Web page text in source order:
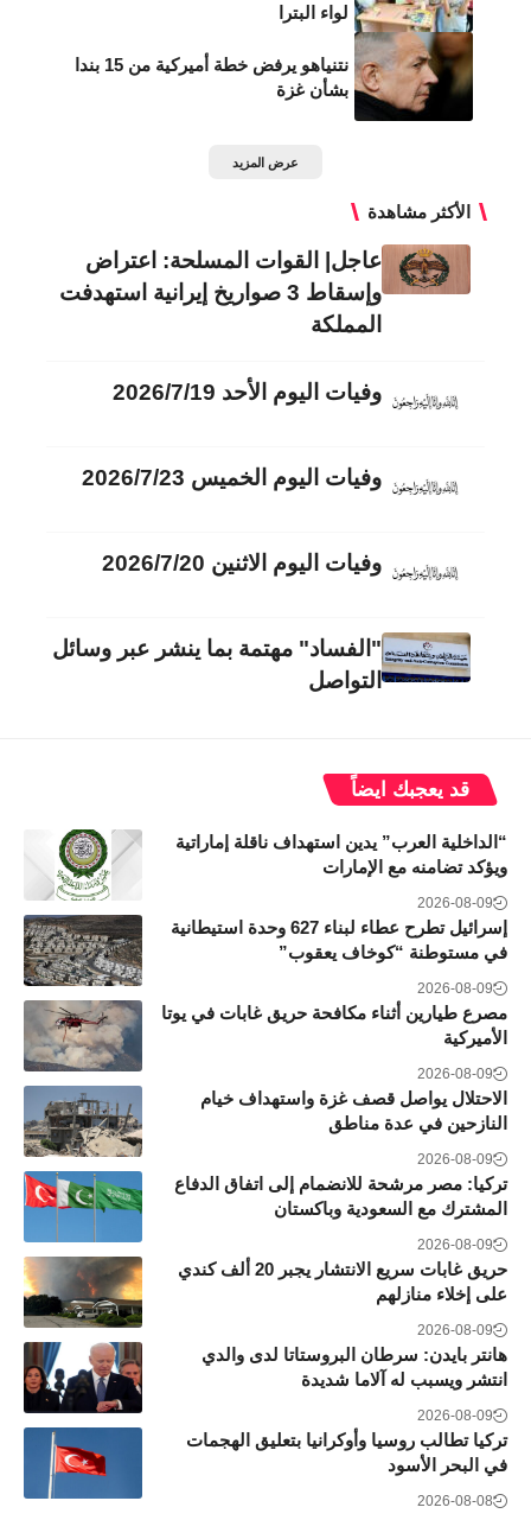
لواء البترا
نتنياهو يرفض خطة أميركية من 15 بندا
بشأن غزة
عرض المزيد
الأكثر مشاهدة
عاجل| القوات المسلحة: اعتراض
وإسقاط 3 صواريخ إيرانية استهدفت
المملكة
وفيات اليوم الأحد 2026/7/19
وفيات اليوم الخميس 2026/7/23
وفيات اليوم الاثنين 2026/7/20
"الفساد" مهتمة بما ينشر عبر وسائل
التواصل
قد يعجبك ايضاً
“الداخلية العرب” يدين استهداف ناقلة إماراتية
ويؤكد تضامنه مع الإمارات
2026-08-09
إسرائيل تطرح عطاء لبناء 627 وحدة استيطانية
في مستوطنة “كوخاف يعقوب”
2026-08-09
مصرع طيارين أثناء مكافحة حريق غابات في يوتا
الأميركية
2026-08-09
الاحتلال يواصل قصف غزة واستهداف خيام
النازحين في عدة مناطق
2026-08-09
تركيا: مصر مرشحة للانضمام إلى اتفاق الدفاع
المشترك مع السعودية وباكستان
2026-08-09
حريق غابات سريع الانتشار يجبر 20 ألف كندي
على إخلاء منازلهم
2026-08-09
هانتر بايدن: سرطان البروستاتا لدى والدي
انتشر ويسبب له آلاما شديدة
2026-08-09
تركيا تطالب روسيا وأوكرانيا بتعليق الهجمات
في البحر الأسود
2026-08-08